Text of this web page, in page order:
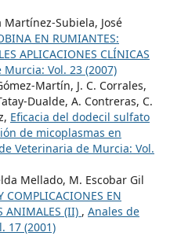
Martínez-Subiela, José
EN RUMIANTES:
APLICACIONES CLÍNICAS
Vol. 23 (2007)
Martín, J. C. Corrales,
Dualde, A. Contreras, C.
Eficacia del dodecil sulfato
de micoplasmas en
Veterinaria de Murcia: Vol.
Mellado, M. Escobar Gil
COMPLICACIONES EN
ANIMALES (II) , Anales de
17 (2001)